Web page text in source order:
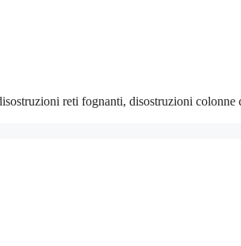
reti fognanti, disostruzioni